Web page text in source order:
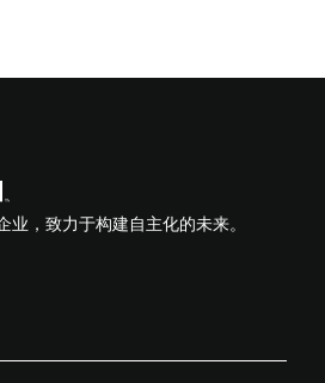
，致力于构建自主化的未来。